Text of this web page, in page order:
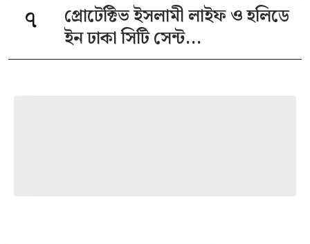
৭
প্রোটেক্টিভ ইসলামী লাইফ ও হলিডে
ইন ঢাকা সিটি সেন্ট...